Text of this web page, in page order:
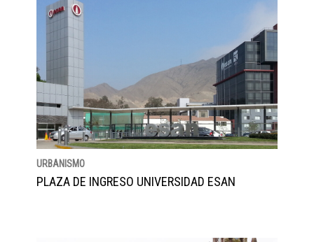
URBANISMO
PLAZA DE INGRESO UNIVERSIDAD ESAN